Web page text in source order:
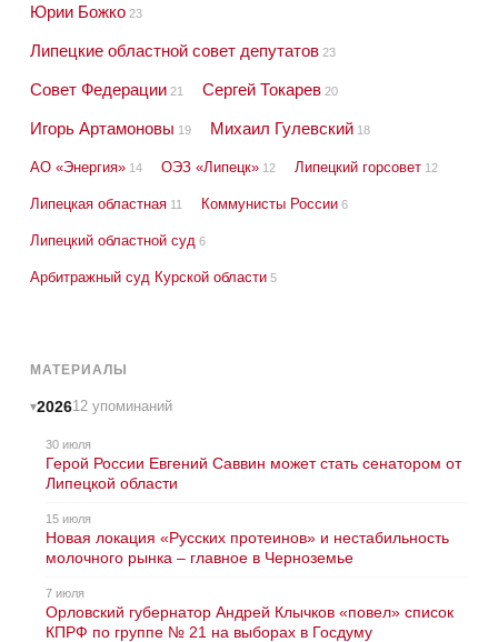
Юрии Божко 23
Липецкие областной совет депутатов 23
Совет Федерации 21 Сергей Токарев 20
Игорь Артамоновы 19 Михаил Гулевский 18
АО «Энергия» 14 ОЭЗ «Липецк» 12 Липецкий горсовет 12
Липецкая областная 11 Коммунисты России 6
Липецкий областной суд 6
Арбитражный суд Курской области 5
МАТЕРИАЛЫ
202612 упоминаний
30 июля
Герой России Евгений Саввин может стать сенатором от
Липецкой области
15 июля
Новая локация «Русских протеинов» и нестабильность
молочного рынка – главное в Черноземье
7 июля
Орловский губернатор Андрей Клычков «повел» список
КПРФ по группе № 21 на выборах в Госдуму